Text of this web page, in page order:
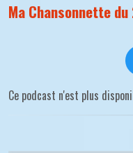
Ma Chansonnette
Ce podcast n'est plus